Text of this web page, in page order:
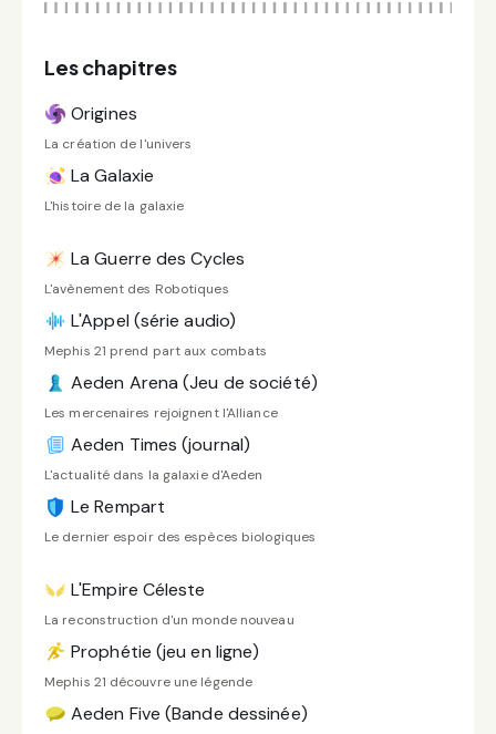
Les chapitres
Origines
La création de l'univers
La Galaxie
L'histoire de la galaxie
La Guerre des Cycles
L'avènement des Robotiques
L'Appel (série audio)
Mephis 21 prend part aux combats
Aeden Arena (Jeu de société)
Les mercenaires rejoignent l'Alliance
Aeden Times (journal)
L'actualité dans la galaxie d'Aeden
Le Rempart
Le dernier espoir des espèces biologiques
L'Empire Céleste
La reconstruction d'un monde nouveau
Prophétie (jeu en ligne)
Mephis 21 découvre une légende
Aeden Five (Bande dessinée)